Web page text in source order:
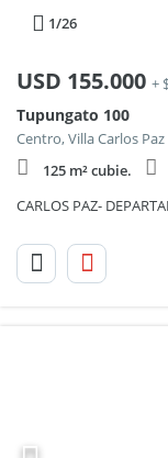
1/26
USD 155.000 +
Tupungato 100
Centro, Villa Carlos Paz
125 m² cubie.
CARLOS PAZ-